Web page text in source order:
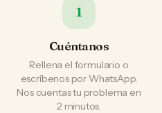
1
Cuéntanos
Rellena el formulario o
escríbenos por WhatsApp.
Nos cuentas tu problema en
2 minutos.